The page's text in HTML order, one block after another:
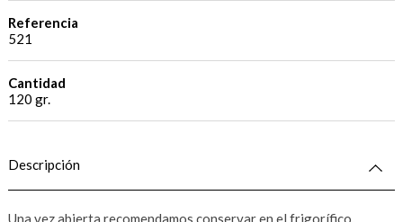
Referencia
521
Cantidad
120 gr.
Descripción
Una vez abierta recomendamos conservar en el frigorífico,